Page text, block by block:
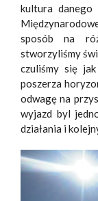
kultura danego
sposób na
stworzyliśmy
czuliśmy się
poszerza
odwagę na
wyjazd byl
działania i